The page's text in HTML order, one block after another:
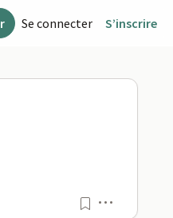
Se connecter S’inscrire